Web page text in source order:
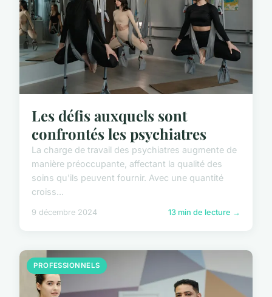
Les défis auxquels sont
confrontés les psychiatres
La charge de travail des psychiatres augmente de
manière préoccupante, affectant la qualité des
soins qu'ils peuvent fournir. Avec une quantité
croiss...
9 décembre 2024 13 min de lecture →
PROFESSIONNELS